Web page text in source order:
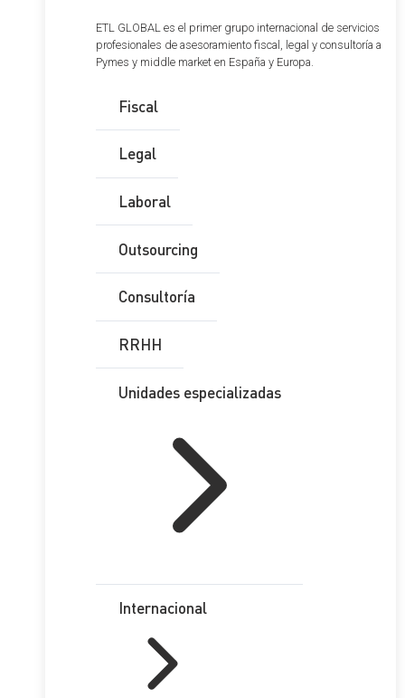
ETL GLOBAL es el primer grupo internacional de servicios
profesionales de asesoramiento fiscal, legal y consultoría a
Pymes y middle market en España y Europa.
Fiscal
Legal
Laboral
Outsourcing
Consultoría
RRHH
Unidades especializadas
Internacional